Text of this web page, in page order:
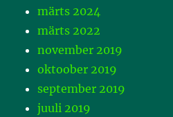
märts 2024
märts 2022
november 2019
oktoober 2019
september 2019
juuli 2019